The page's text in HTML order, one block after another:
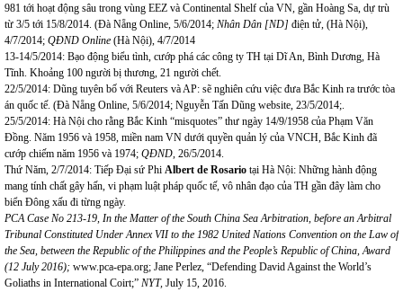
981 tới hoạt động sâu trong vùng EEZ và Continental Shelf của VN, gần Hoàng Sa, dự trù
từ 3/5 tới 15/8/2014. (Đà Nẵng Online, 5/6/2014; Nhân Dân [ND] điện tử, (Hà Nội),
4/7/2014; QĐND Online (Hà Nội), 4/7/2014
13-14/5/2014: Bạo động biểu tình, cướp phá các công ty TH tại Dĩ An, Bình Dương, Hà
Tĩnh. Khoảng 100 người bị thương, 21 người chết.
22/5/2014: Dũng tuyên bố với Reuters và AP: sẽ nghiên cứu việc đưa Bắc Kinh ra trước tòa
án quốc tế. (Đà Nẵng Online, 5/6/2014; Nguyễn Tấn Dũng website, 23/5/2014;.
25/5/2014: Hà Nội cho rằng Bắc Kinh “misquotes” thư ngày 14/9/1958 của Phạm Văn
Đồng. Năm 1956 và 1958, miền nam VN dưới quyền quản lý của VNCH, Bắc Kinh đã
cướp chiếm năm 1956 và 1974; QĐND, 26/5/2014.
Thứ Năm, 2/7/2014: Tiếp Đại sứ Phi Albert de Rosario tại Hà Nội: Những hành động
mang tính chất gây hấn, vi phạm luật pháp quốc tế, vô nhân đạo của TH gần đây làm cho
biển Đông xấu đi từng ngày.
PCA Case No 213-19, In the Matter of the South China Sea Arbitration, before an Arbitral
Tribunal Constituted Under Annex VII to the 1982 United Nations Convention on the Law of
the Sea, between the Republic of the Philippines and the People’s Republic of China, Award
(12 July 2016); www.pca-epa.org; Jane Perlez, “Defending David Against the World’s
Goliaths in International Coirt;” NYT, July 15, 2016.